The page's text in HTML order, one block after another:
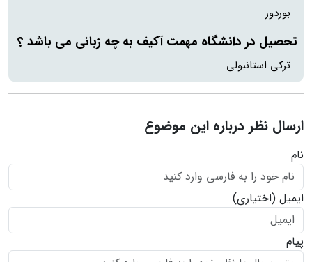
بوردور
تحصیل در دانشگاه مهمت آکیف به چه زبانی می باشد ؟
ترکی استانبولی
ارسال نظر درباره این موضوع
نام
ایمیل (اختیاری)
پیام